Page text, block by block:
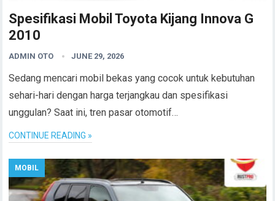
Spesifikasi Mobil Toyota Kijang Innova G
2010
ADMIN OTO JUNE 29, 2026
Sedang mencari mobil bekas yang cocok untuk kebutuhan
sehari-hari dengan harga terjangkau dan spesifikasi
unggulan? Saat ini, tren pasar otomotif…
CONTINUE READING »
MOBIL